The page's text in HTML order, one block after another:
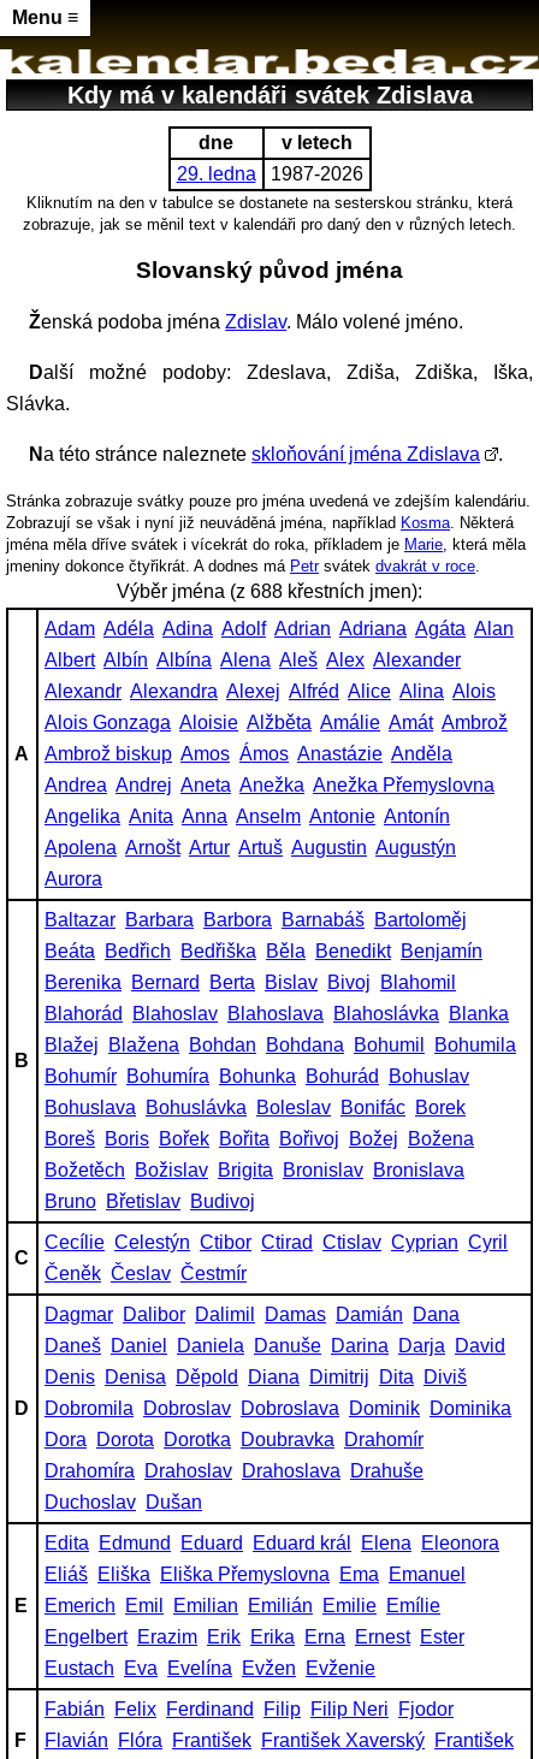
Menu ≡
Kdy má v kalendáři svátek Zdislava
dne
v letech
29. ledna
1987-2026
Kliknutím na den v tabulce se dostanete na sesterskou stránku, která
zobrazuje, jak se měnil text v kalendáři pro daný den v různých letech.
Slovanský původ jména
Ženská podoba jménaZdislav. Málo volené jméno.
Další možné podoby: Zdeslava, Zdiša, Zdiška, Iška,
Slávka.
Na této stránce nalezneteskloňování jména Zdislava .
Stránka zobrazuje svátky pouze pro jména uvedená ve zdejším kalendáriu.
Zobrazují se však i nyní již neuváděná jména, například Kosma . Některá
jména měla dříve svátek i vícekrát do roka, příkladem je Marie , která měla
jmeniny dokonce čtyřikrát. A dodnes má Petrsvátek dvakrát v roce
Výběr jména (z 688 křestních jmen):
A
Adam Adéla Adina Adolf Adrian Adriana Agáta Alan
Albert Albín Albína Alena Aleš Alex Alexander
Alexandr Alexandra Alexej Alfréd Alice Alina Alois
Alois Gonzaga Aloisie Alžběta Amálie Amát Ambrož
Ambrož biskup Amos Ámos Anastázie Anděla
Andrea Andrej Aneta Anežka Anežka Přemyslovna
Angelika Anita Anna Anselm Antonie Antonín
Apolena Arnošt Artur Artuš Augustin Augustýn
Aurora
B
Baltazar Barbara Barbora Barnabáš Bartoloměj
Beáta
Bedřich Bedřiška Běla Benedikt Benjamín
Berenika
Bernard Berta Bislav Bivoj
Blahomil
Blahorád
Blahoslav Blahoslava Blahoslávka
Blanka
Blažej
Blažena Bohdan Bohdana Bohumil
Bohumila
Bohumír Bohumíra Bohunka Bohurád
Bohuslav
Bohuslava
Bohuslávka Boleslav Bonifác Borek
Boreš Boris Bořek Bořita Bořivoj Božej
Božena
Božetěch
Božislav Brigita Bronislav Bronislava
Bruno Břetislav Budivoj
C
Cecílie Celestýn Ctibor Ctirad Ctislav Cyprian Cyril
Čeněk Česlav Čestmír
D
Dagmar Dalibor Dalimil Damas Damián
Dana
Daneš Daniel Daniela Danuše Darina Darja
David
Denis Denisa Děpold Diana Dimitrij Dita
Diviš
Dobromila
Dobroslav Dobroslava Dominik Dominika
Dora
Dorota Dorotka Doubravka
Drahomír
Drahomíra
Drahoslav Drahoslava
Drahuše
Duchoslav Dušan
E
Edita Edmund Eduard Eduard král Elena
Eleonora
Eliáš Eliška Eliška Přemyslovna Ema
Emanuel
Emerich
Emil Emilian Emilián Emilie Emílie
Engelbert Erazim Erik Erika Erna Ernest Ester
Eustach
Eva Evelína Evžen Evženie
F
Fabián Felix Ferdinand Filip Filip Neri
Fjodor
Flavián
Flóra František František Xaverský František